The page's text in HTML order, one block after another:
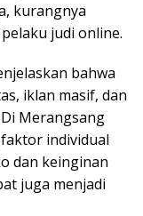
kurangnya
judi online.
bahwa
iklan masif, dan
Merangsang
individual
dan keinginan
juga menjadi